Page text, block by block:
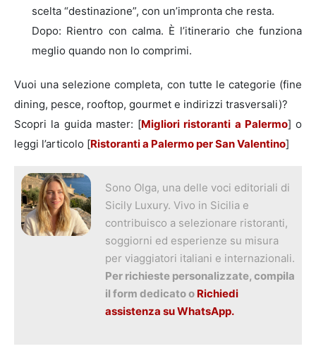
scelta “destinazione”, con un’impronta che resta.
Dopo: Rientro con calma. È l’itinerario che funziona
meglio quando non lo comprimi.
Vuoi una selezione completa, con tutte le categorie (fine
dining, pesce, rooftop, gourmet e indirizzi trasversali)?
Scopri la guida master: [Migliori ristoranti a Palermo] o
leggi l’articolo [Ristoranti a Palermo per San Valentino]
Sono Olga, una delle voci editoriali di
Sicily Luxury. Vivo in Sicilia e
contribuisco a selezionare ristoranti,
soggiorni ed esperienze su misura
per viaggiatori italiani e internazionali.
Per richieste personalizzate, compila
il form dedicato o Richiedi
assistenza su WhatsApp.